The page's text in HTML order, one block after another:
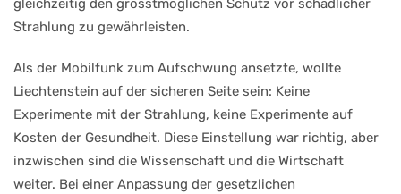
gleichzeitig den grösstmöglichen Schutz vor schädlicher
Strahlung zu gewährleisten.
Als der Mobilfunk zum Aufschwung ansetzte, wollte
Liechtenstein auf der sicheren Seite sein: Keine
Experimente mit der Strahlung, keine Experimente auf
Kosten der Gesundheit. Diese Einstellung war richtig, aber
inzwischen sind die Wissenschaft und die Wirtschaft
weiter. Bei einer Anpassung der gesetzlichen